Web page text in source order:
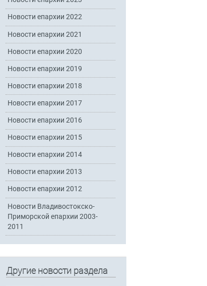
Новости епархии 2022
Новости епархии 2021
Новости епархии 2020
Новости епархии 2019
Новости епархии 2018
Новости епархии 2017
Новости епархии 2016
Новости епархии 2015
Новости епархии 2014
Новости епархии 2013
Новости епархии 2012
Новости Владивостокско-
Приморской епархии 2003-
2011
Другие новости раздела